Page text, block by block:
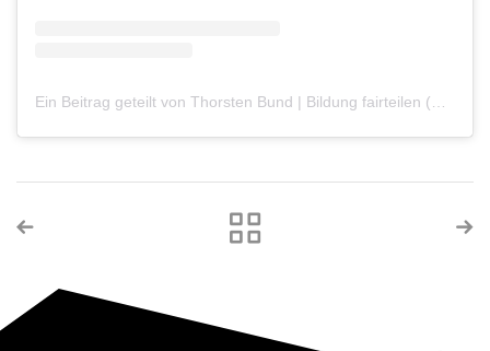
Ein Beitrag geteilt von Thorsten Bund | Bildung fairteilen (@thorsten_bund)